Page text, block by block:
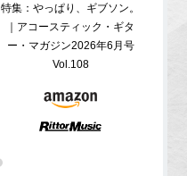
特集：やっぱり、ギブソン。
｜アコースティック・ギタ
ー・マガジン2026年6月号
Vol.108